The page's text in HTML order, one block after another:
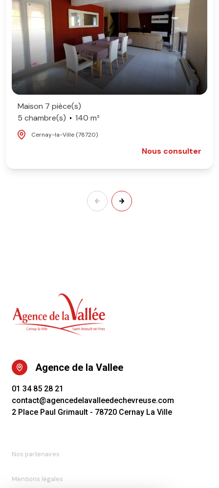
Maison 7 pièce(s)
5 chambre(s)
140 m²
Cernay-la-Ville (78720)
Nous consulter
Agence de la Vallee
01 34 85 28 21
contact@agencedelavalleedechevreuse.com
2 Place Paul Grimault - 78720 Cernay La Ville
Nos partenaires
Mentions légales